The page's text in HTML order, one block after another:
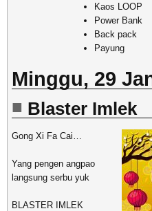
Kaos LOOP
Power Bank
Back pack
Payung
Minggu, 29
Blaster Imlek
Gong Xi Fa Cai…
Yang pengen angpao
langsung serbu yuk
BLASTER IMLEK